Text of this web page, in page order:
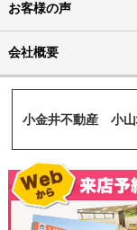
お客様の声
会社概要
小金井不動産 小山